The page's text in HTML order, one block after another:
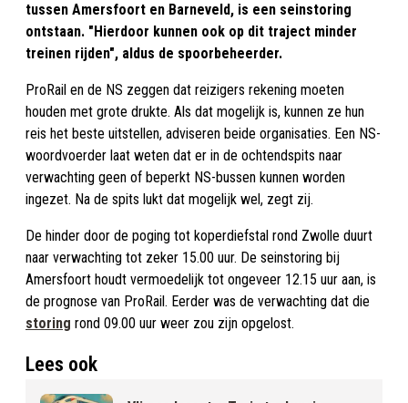
tussen Amersfoort en Barneveld, is een seinstoring
ontstaan. "Hierdoor kunnen ook op dit traject minder
treinen rijden", aldus de spoorbeheerder.
ProRail en de NS zeggen dat reizigers rekening moeten
houden met grote drukte. Als dat mogelijk is, kunnen ze hun
reis het beste uitstellen, adviseren beide organisaties. Een NS-
woordvoerder laat weten dat er in de ochtendspits naar
verwachting geen of beperkt NS-bussen kunnen worden
ingezet. Na de spits lukt dat mogelijk wel, zegt zij.
De hinder door de poging tot koperdiefstal rond Zwolle duurt
naar verwachting tot zeker 15.00 uur. De seinstoring bij
Amersfoort houdt vermoedelijk tot ongeveer 12.15 uur aan, is
de prognose van ProRail. Eerder was de verwachting dat die
storing rond 09.00 uur weer zou zijn opgelost.
Lees ook